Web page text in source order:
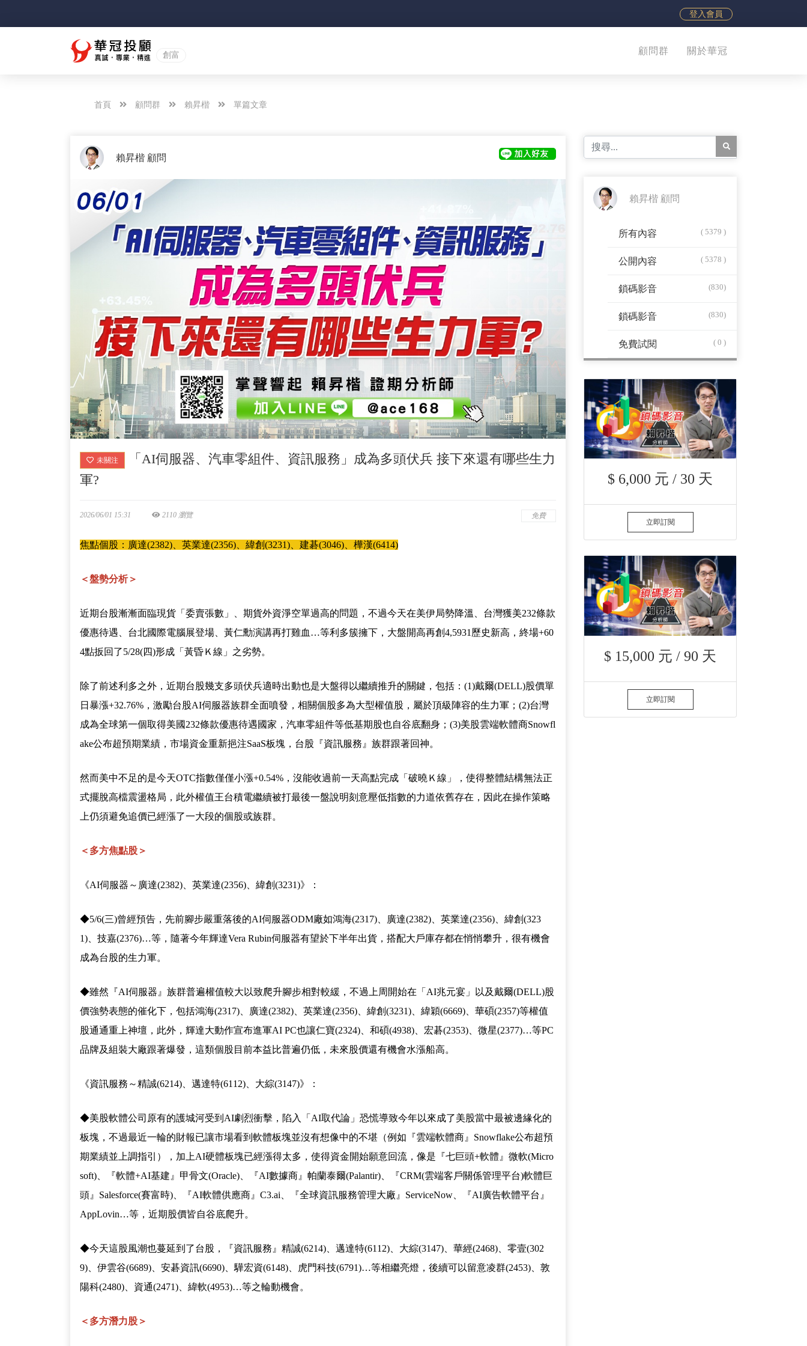
登入會員
創富 顧問群 關於華冠
首頁 顧問群 賴昇楷 單篇文章
賴昇楷 顧問
未關注
「AI伺服器、汽車零組件、資訊服務」成為多頭伏兵 接下來還有哪些生力
軍?
2026/06/01 15:31 2110 瀏覽 免費
焦點個股：廣達(2382)、英業達(2356)、緯創(3231)、建碁(3046)、樺漢(6414)
＜盤勢分析＞
近期台股漸漸面臨現貨「委賣張數」、期貨外資淨空單過高的問題，不過今天在美伊局勢降溫、台灣獲美232條款
優惠待遇、台北國際電腦展登場、黃仁勳演講再打雞血…等利多簇擁下，大盤開高再創4,5931歷史新高，終場+60
4點扳回了5/28(四)形成「黃昏Ｋ線」之劣勢。
除了前述利多之外，近期台股幾支多頭伏兵適時出動也是大盤得以繼續推升的關鍵，包括：(1)戴爾(DELL)股價單
日暴漲+32.76%，激勵台股AI伺服器族群全面噴發，相關個股多為大型權值股，屬於頂級陣容的生力軍；(2)台灣
成為全球第一個取得美國232條款優惠待遇國家，汽車零組件等低基期股也自谷底翻身；(3)美股雲端軟體商Snowfl
ake公布超預期業績，市場資金重新挹注SaaS板塊，台股『資訊服務』族群跟著回神。
然而美中不足的是今天OTC指數僅僅小漲+0.54%，沒能收過前一天高點完成「破曉Ｋ線」，使得整體結構無法正
式擺脫高檔震盪格局，此外權值王台積電繼續被打最後一盤說明刻意壓低指數的力道依舊存在，因此在操作策略
上仍須避免追價已經漲了一大段的個股或族群。
＜多方焦點股＞
《AI伺服器～廣達(2382)、英業達(2356)、緯創(3231)》：
◆5/6(三)曾經預告，先前腳步嚴重落後的AI伺服器ODM廠如鴻海(2317)、廣達(2382)、英業達(2356)、緯創(323
1)、技嘉(2376)…等，隨著今年輝達Vera Rubin伺服器有望於下半年出貨，搭配大戶庫存都在悄悄攀升，很有機會
成為台股的生力軍。
◆雖然『AI伺服器』族群普遍權值較大以致爬升腳步相對較緩，不過上周開始在「AI兆元宴」以及戴爾(DELL)股
價強勢表態的催化下，包括鴻海(2317)、廣達(2382)、英業達(2356)、緯創(3231)、緯穎(6669)、華碩(2357)等權值
股通通重上神壇，此外，輝達大動作宣布進軍AI PC也讓仁寶(2324)、和碩(4938)、宏碁(2353)、微星(2377)…等PC
品牌及組裝大廠跟著爆發，這類個股目前本益比普遍仍低，未來股價還有機會水漲船高。
《資訊服務～精誠(6214)、邁達特(6112)、大綜(3147)》：
◆美股軟體公司原有的護城河受到AI劇烈衝擊，陷入「AI取代論」恐慌導致今年以來成了美股當中最被邊緣化的
板塊，不過最近一輪的財報已讓市場看到軟體板塊並沒有想像中的不堪（例如『雲端軟體商』Snowflake公布超預
期業績並上調指引），加上AI硬體板塊已經漲得太多，使得資金開始願意回流，像是『七巨頭+軟體』微軟(Micro
soft)、『軟體+AI基建』甲骨文(Oracle)、『AI數據商』帕蘭泰爾(Palantir)、『CRM(雲端客戶關係管理平台)軟體巨
頭』Salesforce(賽富時)、『AI軟體供應商』C3.ai、『全球資訊服務管理大廠』ServiceNow、『AI廣告軟體平台』
AppLovin…等，近期股價皆自谷底爬升。
◆今天這股風潮也蔓延到了台股，『資訊服務』精誠(6214)、邁達特(6112)、大綜(3147)、華經(2468)、零壹(302
9)、伊雲谷(6689)、安碁資訊(6690)、驊宏資(6148)、虎門科技(6791)…等相繼亮燈，後續可以留意凌群(2453)、敦
陽科(2480)、資通(2471)、緯軟(4953)…等之輪動機會。
＜多方潛力股＞
賴昇楷 顧問
所有內容 ( 5379 )
公開內容 ( 5378 )
鎖碼影音 (830)
鎖碼影音 (830)
免費試閱 ( 0 )
$ 6,000 元 / 30 天
立即訂閱
$ 15,000 元 / 90 天
立即訂閱